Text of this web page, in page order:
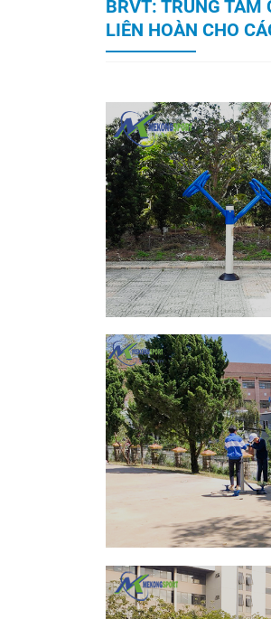
BRVT: TRUNG TÂM
LIÊN HOÀN CHO